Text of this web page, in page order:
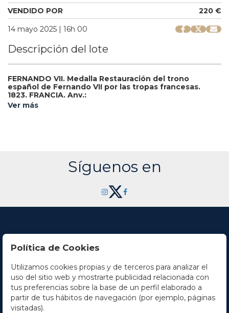
VENDIDO POR
220 €
14 mayo 2025 | 16h 00
Descripción del lote
FERNANDO VII. Medalla Restauración del trono
español de Fernando VII por las tropas francesas.
1823. FRANCIA. Anv.:
LVDOVICVS.XVIII.FRANC.ET.NAV.REX. Busto de Luis XVIII a
Ver más
Síguenos en
Contacto
Horario
La empresa
Política de Cookies
Utilizamos cookies propias y de terceros para analizar el
uso del sitio web y mostrarte publicidad relacionada con
tus preferencias sobre la base de un perfil elaborado a
partir de tus hábitos de navegación (por ejemplo, páginas
visitadas).